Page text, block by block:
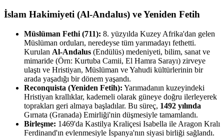
İslam Hakimiyeti (Al-Andalus) ve Yeniden Fetih
Müslüman Fethi (711): 8. yüzyılda Kuzey Afrika'dan gelen
Müslüman orduları, neredeyse tüm yarımadayı fethetti.
Kurulan Al-Andalus (Endülüs) medeniyeti, bilim, sanat ve
mimaride (Örn: Kurtuba Camii, El Hamra Sarayı) zirveye
ulaştı ve Hristiyan, Müslüman ve Yahudi kültürlerinin bir
arada yaşadığı bir dönem yaşandı.
Reconquista (Yeniden Fetih): Yarımadanın kuzeyindeki
Hristiyan krallıklar, kademeli olarak güneye doğru ilerleyerek
toprakları geri almaya başladılar. Bu süreç, 1492 yılında
Gırnata (Granada) Emirliği'nin düşmesiyle tamamlandı.
Birleşme: 1469'da Kastilya Kraliçesi Isabella ile Aragon Kralı
Ferdinand'ın evlenmesiyle İspanya'nın siyasi birliği sağlandı.